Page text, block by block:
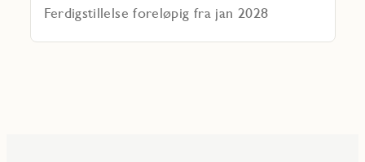
Ferdigstillelse foreløpig fra jan 2028